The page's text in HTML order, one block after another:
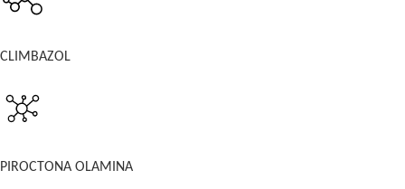
CLIMBAZOL
PIROCTONA OLAMINA